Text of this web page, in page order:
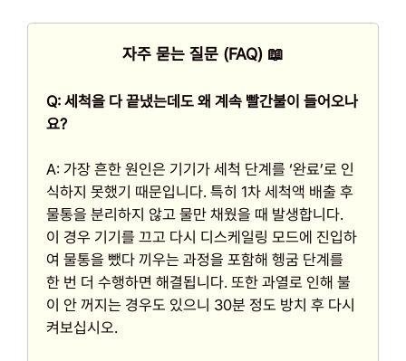
자주 묻는 질문 (FAQ) 📖
Q: 세척을 다 끝냈는데도 왜 계속 빨간불이 들어오나
요?
A: 가장 흔한 원인은 기기가 세척 단계를 ‘완료’로 인
식하지 못했기 때문입니다. 특히 1차 세척액 배출 후
물통을 분리하지 않고 물만 채웠을 때 발생합니다.
이 경우 기기를 끄고 다시 디스케일링 모드에 진입하
여 물통을 뺐다 끼우는 과정을 포함해 헹굼 단계를
한 번 더 수행하면 해결됩니다. 또한 과열로 인해 불
이 안 꺼지는 경우도 있으니 30분 정도 방치 후 다시
켜보십시오.